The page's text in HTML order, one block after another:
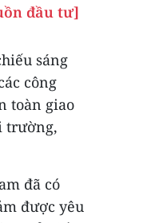
đầu tư]
sáng
công
toàn giao
trường,
đã có
được yêu